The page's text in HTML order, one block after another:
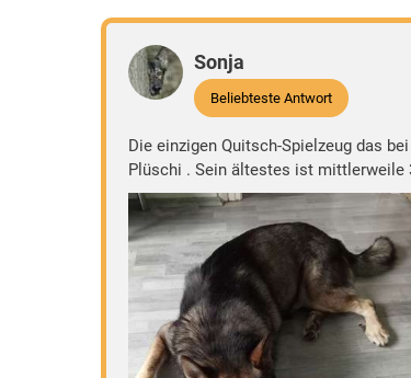
Sonja
Beliebteste Antwort
Die einzigen Quitsch-Spielzeug das
Plüschi . Sein ältestes ist mittlerweile